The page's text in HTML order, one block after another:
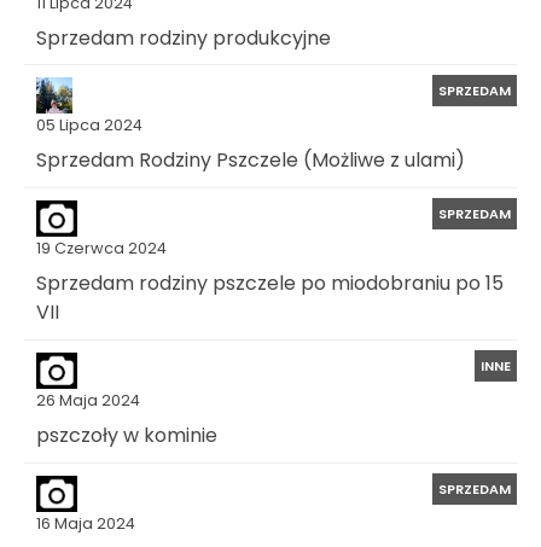
Sprzedam rodziny produkcyjne
05 Lipca 2024
SPRZEDAM
Sprzedam Rodziny Pszczele (Możliwe z ulami)
19 Czerwca 2024
SPRZEDAM
Sprzedam rodziny pszczele po miodobraniu po 15
VII
26 Maja 2024
INNE
pszczoły w kominie
16 Maja 2024
SPRZEDAM